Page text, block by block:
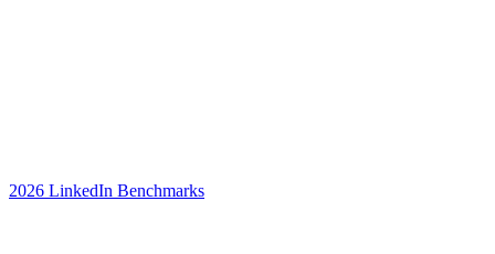
2026 LinkedIn Benchmarks